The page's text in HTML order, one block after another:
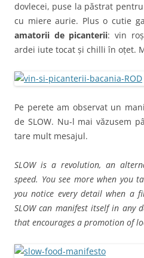
dovlecei, puse la păstrat
cu miere aurie. Plus o cutie
amatorii de picanterii: vin
ardei iute tocat și chilli în oțet.
Pe perete am observat un
de SLOW. Nu-l mai văzusem
tare mult mesajul.
SLOW is a revolution, an
speed. You see more when you
you notice every detail when a
SLOW can manifest itself in any
that encourages a promotion of